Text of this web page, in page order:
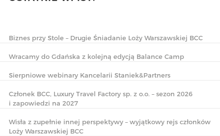
Biznes przy Stole – Drugie Śniadanie Loży Warszawskiej BCC
Wracamy do Gdańska z kolejną edycją Balance Camp
Sierpniowe webinary Kancelarii Staniek&Partners
Członek BCC, Luxury Travel Factory sp. z o.o. – sezon 2026
i zapowiedzi na 2027
Wisła z zupełnie innej perspektywy – wyjątkowy rejs członków
Loży Warszawskiej BCC